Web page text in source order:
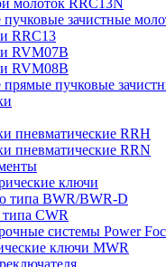
молоток RRC13N
зачистные
RRC13
RVM07B
RVM08B
пучковые
пневматические RRH
пневматические RRN
ключи
типа BWR/BWR-D
CWR
системы Power
ключи MWR